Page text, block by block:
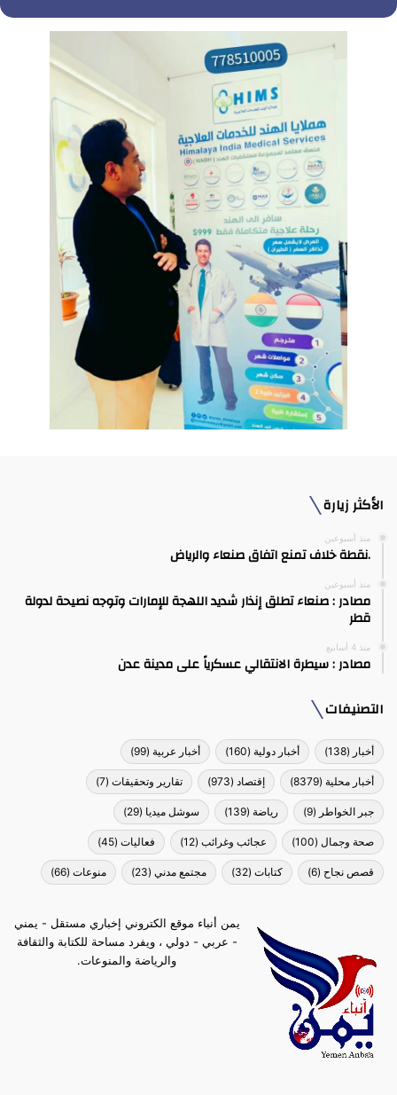
الأكثر زيارة
منذ أسبوعين
.نقطة خلاف تمنع اتفاق صنعاء والرياض
منذ أسبوعين
مصادر : صنعاء تطلق إنذار شديد اللهجة للإمارات وتوجه نصيحة لدولة
قطر
منذ 4 أسابيع
مصادر : سيطرة الانتقالي عسكرياً على مدينة عدن
التصنيفات
أخبار (138) أخبار دولية (160) أخبار عربية (99)
أخبار محلية (8379) إقتصاد (973) تقارير وتحقيقات (7)
جبر الخواطر (9) رياضة (139) سوشل ميديا (29)
صحة وجمال (100) عجائب وغرائب (12) فعاليات (45)
قصص نجاح (6) كتابات (32) مجتمع مدني (23) منوعات (66)
يمن أنباء موقع الكتروني إخباري مستقل - يمني
- عربي - دولي ، ويفرد مساحة للكتابة والثقافة
والرياضة والمنوعات.